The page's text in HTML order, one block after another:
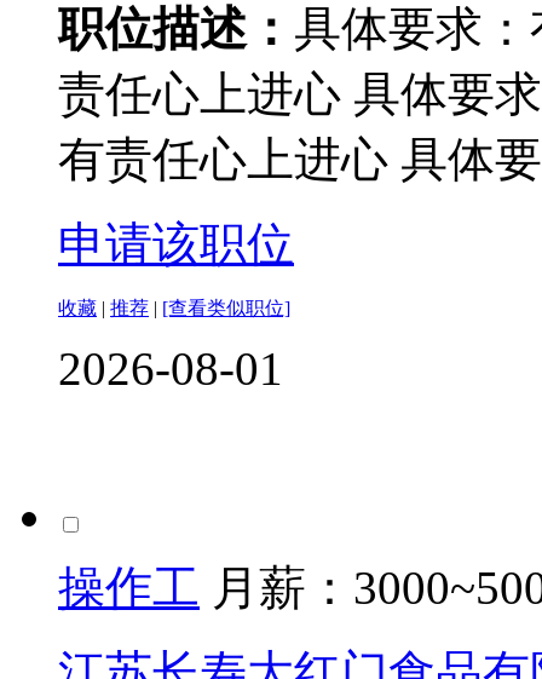
职位描述： 具体要求
责任心上进心 具体要
有责任心上进心 具体
申请该职位
收藏 | 推荐 | [查看类似职位]
2026-08-01
操作工 月薪：